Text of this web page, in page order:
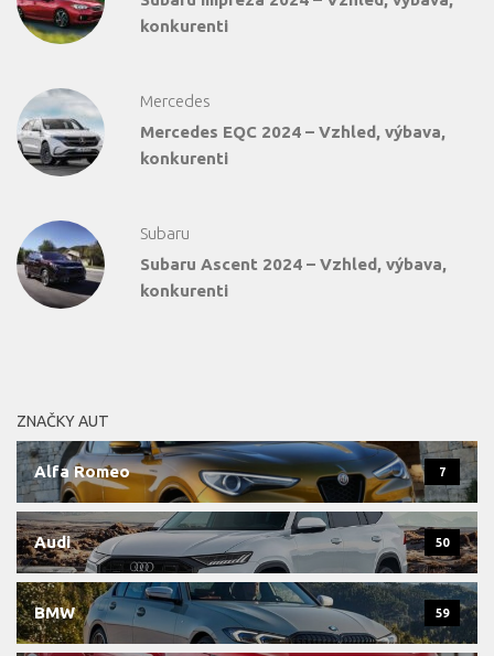
konkurenti
Mercedes
Mercedes EQC 2024 – Vzhled, výbava,
konkurenti
Subaru
Subaru Ascent 2024 – Vzhled, výbava,
konkurenti
ZNAČKY AUT
Alfa Romeo 7
Audi 50
BMW 59